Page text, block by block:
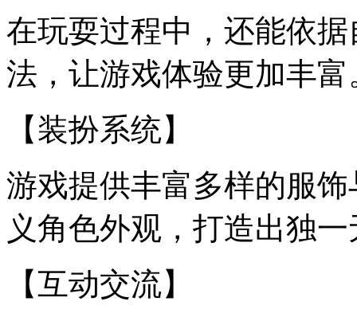
在玩耍过程中，还能依
法，让游戏体验更加丰富
【装扮系统】
游戏提供丰富多样的服
义角色外观，打造出独
【互动交流】